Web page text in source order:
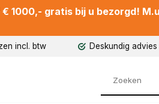
1000,- gratis bij u bezorgd!
incl. btw Deskundig